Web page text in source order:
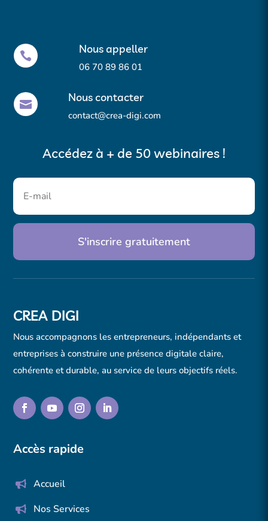
 Nous appeller
06 70 89 86 01
 Nous contacter
contact@crea-digi.com
Accédez à + de 50 webinaires !
S'inscrire gratuitement
CREA DIGI
Nous accompagnons les entrepreneurs, indépendants et
entreprises à construire une présence digitale claire,
cohérente et durable, au service de leurs objectifs réels.
Accès rapide
Accueil
Nos Services